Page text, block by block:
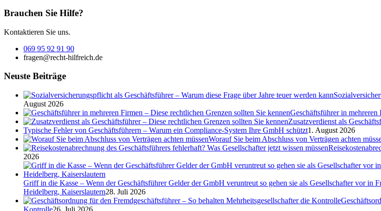
Brauchen Sie Hilfe?
Kontaktieren Sie uns.
069 95 92 91 90
fragen@recht-hilfreich.de
Neuste Beiträge
August 2026
Geschäftsführer in
Zusatzverdienst als
Typische Fehler von Geschäftsführern – Warum ein Compliance-System Ihre GmbH schützt1. August 2026
Worauf Sie beim Abschluss von Verträgen achten
2026
Griff in die Kasse – Wenn der Geschäftsführer Gelder der GmbH veruntreut so gehen sie als Gesellschafter vor
Heidelberg, Kaiserslautern28. Juli 2026
Kontrolle26. Juli 2026